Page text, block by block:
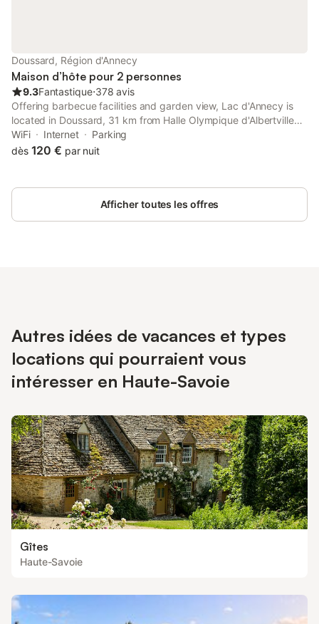
Doussard, Région d'Annecy
Maison d’hôte pour 2 personnes
9.3Fantastique⋅378 avis
Offering barbecue facilities and garden view, Lac d'Annecy is
located in Doussard, 31 km from Halle Olympique d'Albertville
and 20 km from Chateau d'Annecy. This property offers access
to a terrace, darts, free private parking and free WiFi.
WiFi Internet
Parking
dès 120 € par nuit
Afficher toutes les offres
Autres idées de vacances et types
locations qui pourraient vous
intéresser en Haute-Savoie
Gîtes
Haute-Savoie